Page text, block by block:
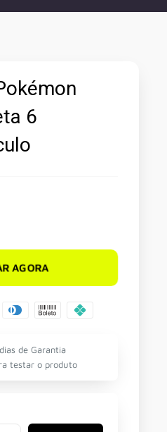
6
AGORA
de Garantia
testar o produto